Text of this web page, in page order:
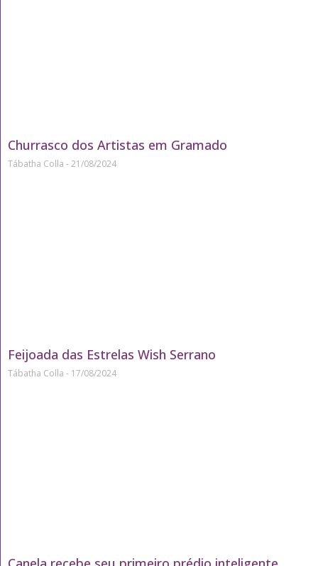
Churrasco dos Artistas em Gramado
Tábatha Colla 21/08/2024
Feijoada das Estrelas Wish Serrano
Tábatha Colla 17/08/2024